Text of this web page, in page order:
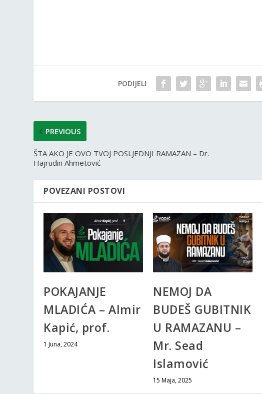
PODIJELI
PREVIOUS
ŠTA AKO JE OVO TVOJ POSLJEDNJI RAMAZAN – Dr.
Hajrudin Ahmetović
POVEZANI POSTOVI
POKAJANJE
MLADIĆA – Almir
Kapić, prof.
1 Juna, 2024
NEMOJ DA
BUDEŠ GUBITNIK
U RAMAZANU –
Mr. Sead
Islamović
15 Maja, 2025